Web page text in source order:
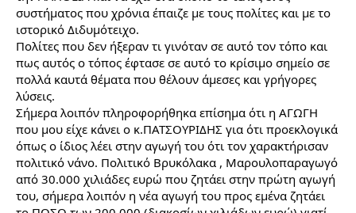
συστήματος που χρόνια έπαιζε με τους πολίτες και με το
ιστορικό Διδυμότειχο.
Πολίτες που δεν ήξεραν τι γινόταν σε αυτό τον τόπο και
πως αυτός ο τόπος έφτασε σε αυτό το κρίσιμο σημείο σε
πολλά καυτά θέματα που θέλουν άμεσες και γρήγορες
λύσεις.
Σήμερα λοιπόν πληροφορήθηκα επίσημα ότι η ΑΓΩΓΗ
που μου είχε κάνει ο κ.ΠΑΤΣΟΥΡΙΔΗΣ για ότι προεκλογικά
όπως ο ίδιος λέει στην αγωγή του ότι τον χαρακτήρισαν
πολιτικό νάνο. Πολιτικό Βρυκόλακα , Μαρουλοπαραγωγό
από 30.000 χιλιάδες ευρώ που ζητάει στην πρώτη αγωγή
του, σήμερα λοιπόν η νέα αγωγή του προς εμένα ζητάει